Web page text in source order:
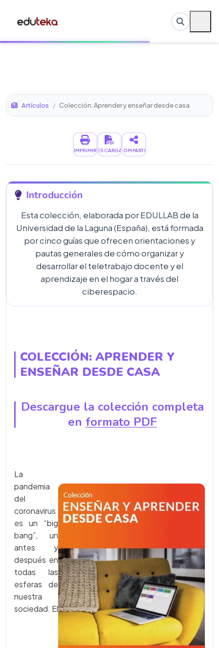
Artículos / Colección: Aprender y enseñar desde casa
IMPRIMIRDESCARGARCOMPARTIR
Introducción
Esta colección, elaborada por EDULLAB de la
Universidad de la Laguna (España), está formada
por cinco guías que ofrecen orientaciones y
pautas generales de cómo organizar y
desarrollar el teletrabajo docente y el
aprendizaje en el hogar a través del
ciberespacio.
COLECCIÓN: APRENDER Y
ENSEÑAR DESDE CASA
Descargue la colección completa
en formato PDF
La
pandemia
del
coronavirus
es un “big
bang”, un
antes y
después en
todas las
esferas de
nuestra
sociedad. El